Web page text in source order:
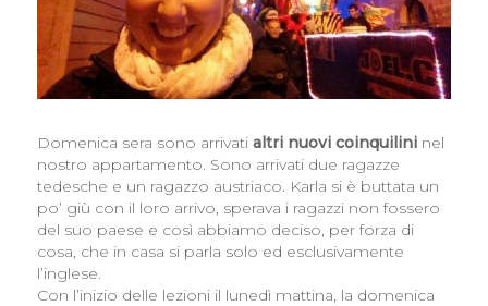
Domenica sera sono arrivati altri nuovi coinquilininel
nostro appartamento. Sono arrivati due ragazze
tedesche e un ragazzo austriaco. Karla si è buttata un
po’ giù con il loro arrivo, sperava i ragazzi non fossero
del suo paese e così abbiamo deciso, per forza di
cosa, che in casa si parla solo ed esclusivamente
l’inglese.
Con l’inizio delle lezioni il lunedì mattina, la domenica